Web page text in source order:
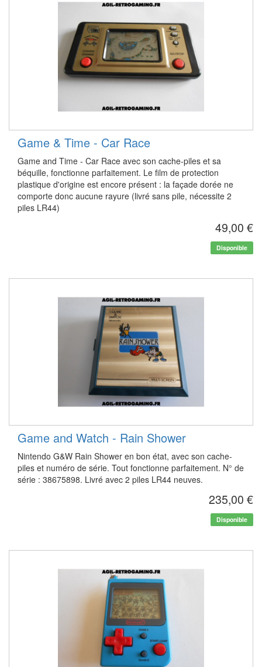
Game & Time - Car Race
Game and Time - Car Race avec son cache-piles et sa
béquille, fonctionne parfaitement. Le film de protection
plastique d'origine est encore présent : la façade dorée ne
comporte donc aucune rayure (livré sans pile, nécessite 2
piles LR44)
49,00 €
Disponible
Game and Watch - Rain Shower
Nintendo G&W Rain Shower en bon état, avec son cache-
piles et numéro de série. Tout fonctionne parfaitement. N° de
série : 38675898. Livré avec 2 piles LR44 neuves.
235,00 €
Disponible